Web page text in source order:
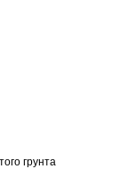
грунта